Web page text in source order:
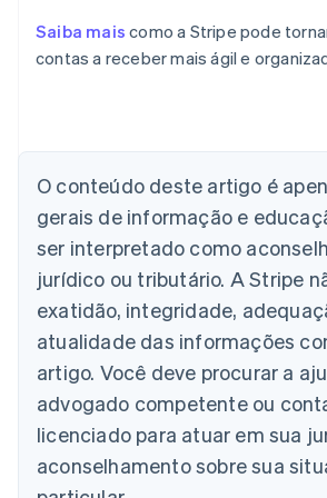
Saiba mais como a Stripe pode
contas a receber mais ágil e
O conteúdo deste artigo é
gerais de informação e
ser interpretado como
jurídico ou tributário. A Stripe
exatidão, integridade,
atualidade das informações
artigo. Você deve procurar a
advogado competente ou
licenciado para atuar em sua
aconselhamento sobre sua
Deutsch English
Austrália
Áustria
DeutschEnglish
Bélgica
Nederlands FrançaisDeutschEnglish
Brasil
Português English
Bulgária
English
Canadá
China continental